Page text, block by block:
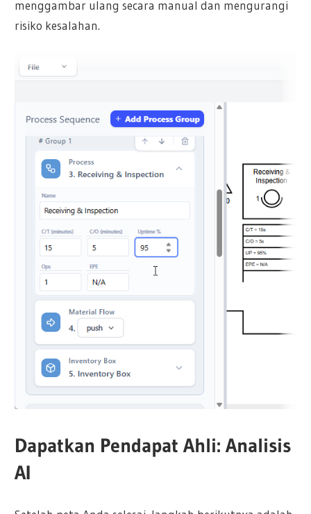
menggambar ulang secara manual dan mengurangi
risiko kesalahan.
Dapatkan Pendapat Ahli: Analisis
AI